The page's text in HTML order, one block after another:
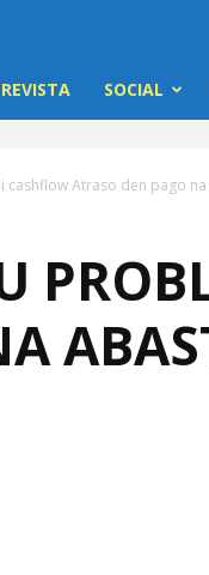
SOCIAL
Atraso den pago